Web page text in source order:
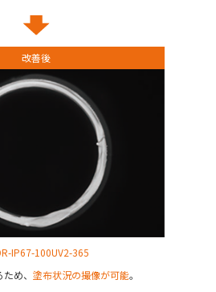
改善後
IP67-100UV2-365
め、 塗布状況の撮像が可能。